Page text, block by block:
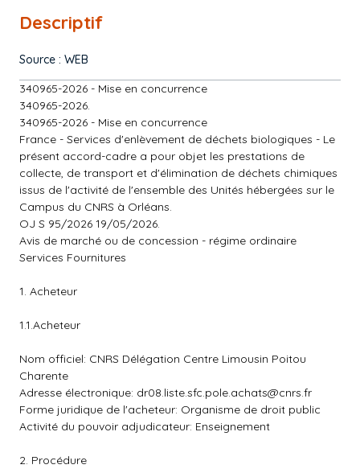
Descriptif
Source : WEB
340965-2026 - Mise en concurrence
340965-2026.
340965-2026 - Mise en concurrence
France - Services d'enlèvement de déchets biologiques - Le
présent accord-cadre a pour objet les prestations de
collecte, de transport et d'élimination de déchets chimiques
issus de l'activité de l'ensemble des Unités hébergées sur le
Campus du CNRS à Orléans.
OJ S 95/2026 19/05/2026.
Avis de marché ou de concession - régime ordinaire
Services Fournitures
1. Acheteur
1.1.Acheteur
Nom officiel: CNRS Délégation Centre Limousin Poitou
Charente
Adresse électronique: dr08.liste.sfc.pole.achats@cnrs.fr
Forme juridique de l'acheteur: Organisme de droit public
Activité du pouvoir adjudicateur: Enseignement
2. Procédure